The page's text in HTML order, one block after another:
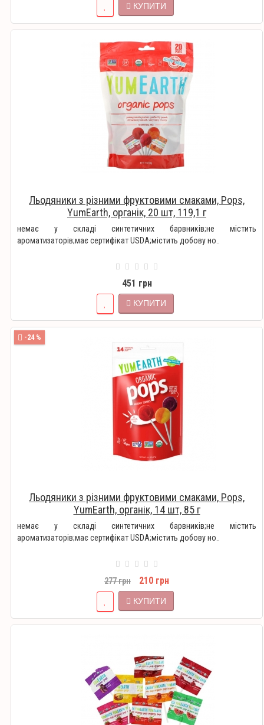
КУПИТИ
Льодяники з різними фруктовими смаками, Pops,
YumEarth, органік, 20 шт, 119,1 г
немає у складі синтетичних барвників;не містить
ароматизаторів;має сертифікат USDA;містить добову но..
451 грн
КУПИТИ
-24 %
Льодяники з різними фруктовими смаками, Pops,
YumEarth, органік, 14 шт, 85 г
немає у складі синтетичних барвників;не містить
ароматизаторів;має сертифікат USDA;містить добову но..
277 грн 210 грн
КУПИТИ